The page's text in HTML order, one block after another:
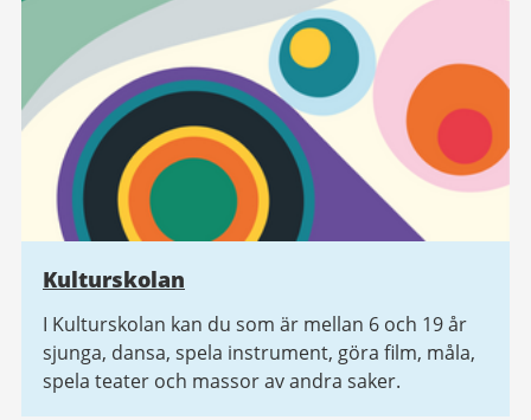
Kulturskolan
I Kulturskolan kan du som är mellan 6 och 19 år
sjunga, dansa, spela instrument, göra film, måla,
spela teater och massor av andra saker.